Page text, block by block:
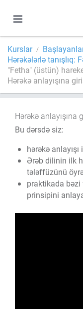
Kurslar
Hərəkələrlə tanışlıq:
"Fetha" (üstün)
Hərəkə anlayışına
Hərəkə anlayışına
Bu dərsdə siz:
hərəkə
Ərəb dilinin ilk
tələffüzünü
praktikada bəzi
prinsipini